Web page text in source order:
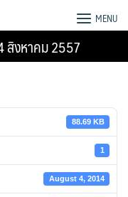
MENU
สิงหาคม 2557
88.69 KB
1
August 4, 2014